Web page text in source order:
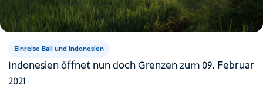
Einreise Bali und Indonesien
Indonesien öffnet nun doch Grenzen zum 09. Februar
2021